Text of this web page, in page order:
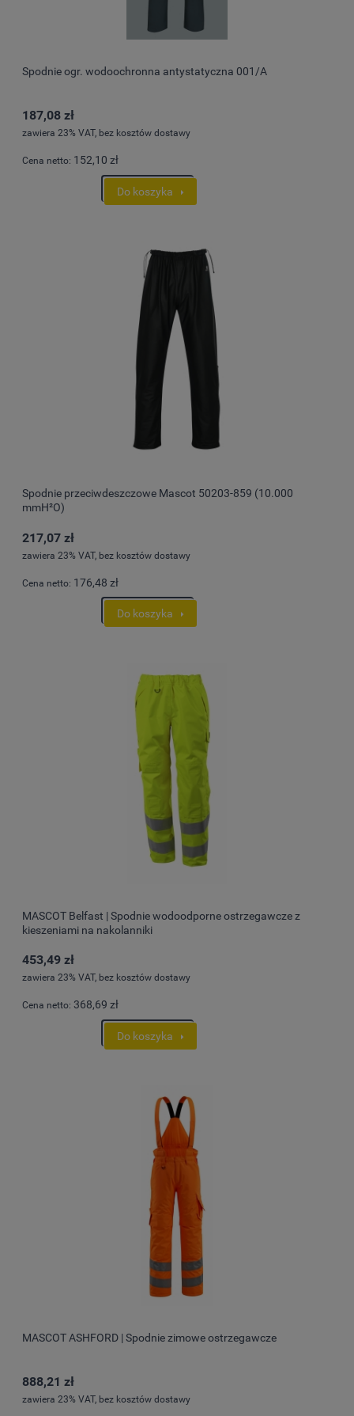
Spodnie ogr. wodoochronna antystatyczna 001/A
187,08 zł
zawiera 23% VAT, bez kosztów dostawy
Cena netto: 152,10 zł
Do koszyka
Spodnie przeciwdeszczowe Mascot 50203-859 (10.000
mmH²O)
217,07 zł
zawiera 23% VAT, bez kosztów dostawy
Cena netto: 176,48 zł
Do koszyka
MASCOT Belfast | Spodnie wodoodporne ostrzegawcze z
kieszeniami na nakolanniki
453,49 zł
zawiera 23% VAT, bez kosztów dostawy
Cena netto: 368,69 zł
Do koszyka
MASCOT ASHFORD | Spodnie zimowe ostrzegawcze
888,21 zł
zawiera 23% VAT, bez kosztów dostawy